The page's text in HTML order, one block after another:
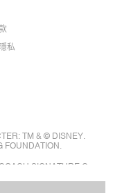
私
TM & © DISNEY.
SIGNATURE C